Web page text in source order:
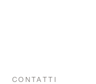
CONTATTI